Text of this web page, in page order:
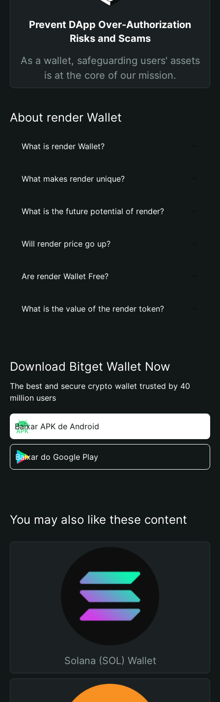
Prevent DApp Over-Authorization
Risks and Scams
As a wallet, safeguarding users' assets
is at the core of our mission.
About render Wallet
What is render Wallet?
What makes render unique?
What is the future potential of render?
Will render price go up?
Are render Wallet Free?
What is the value of the render token?
Download Bitget Wallet Now
The best and secure crypto wallet trusted by 40
million users
Baixar APK de Android
Baixar do Google Play
You may also like these content
Solana (SOL) Wallet